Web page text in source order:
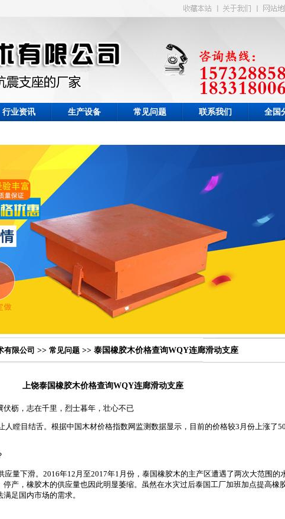
行业资讯 生产设备 常见问题 联系我们 全国
有限公司 >> 常见问题 >> 泰国橡胶木价格查询WQY连廊滑动支座
上饶泰国橡胶木价格查询WQY连廊滑动支座
伏枥，志在千里，烈士暮年，壮心不已
目结舌。根据中国木材价格指数网监测数据显示，目前的价格较3月份上涨了
量下滑。2016年12月至2017年1月份，泰国橡胶木的主产区遭遇了两次大范围的
产，橡胶木的供应量也因此明显萎缩。虽然在水灾过后泰国工厂加班加点提高橡
足国内市场的需求。